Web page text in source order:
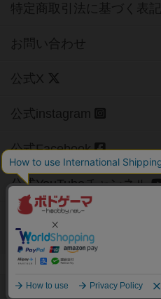
特定商取引法に基づく表記
お問い合わせ
公式X
公式instagram
公式Facebook
公式YouTubeチャンネル